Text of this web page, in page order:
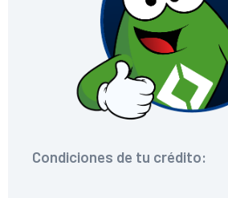
Condiciones de tu crédito: